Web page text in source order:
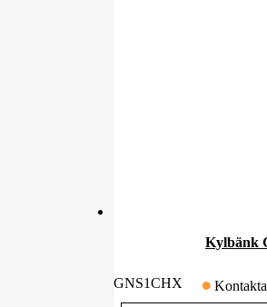
Kylbänk
GNS1CHX